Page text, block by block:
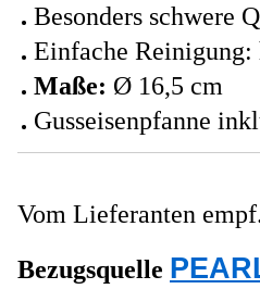
Besonders schwere
Einfache Reinigung:
Maße: Ø 16,5 cm
Gusseisenpfanne
Vom Lieferanten
Bezugsquelle